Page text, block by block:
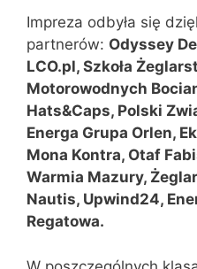
Impreza odbyła się
partnerów: Odyssey
LCO.pl, Szkoła
Motorowodnych
Hats&Caps, Polski
Energa Grupa Orlen,
Mona Kontra, Otaf
Warmia Mazury,
Nautis, Upwind24,
Regatowa.